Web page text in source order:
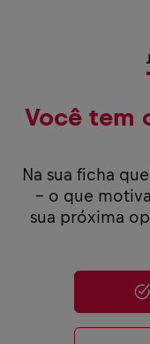
Você tem
Na sua ficha
– o que
sua próxima